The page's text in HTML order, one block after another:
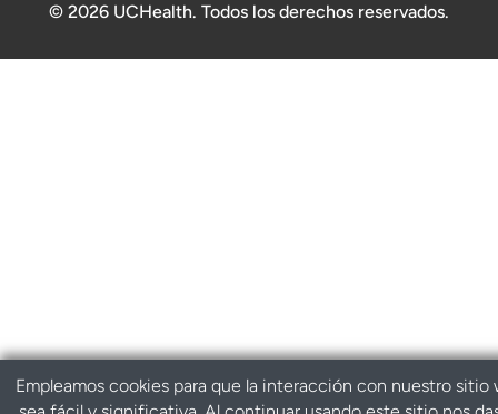
© 2026 UCHealth. Todos los derechos reservados.
Empleamos cookies para que la interacción con nuestro sitio